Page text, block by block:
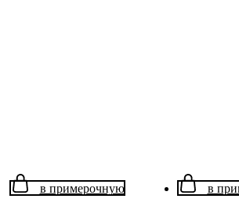
в примерочную в